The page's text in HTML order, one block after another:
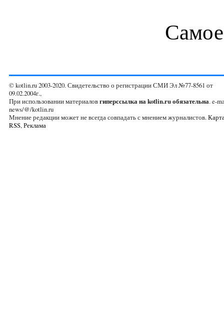
© kotlin.ru 2003-2020. Свидетельство о регистрации СМИ Эл №77-8561 от
09.02.2004г.,
При использовании материаловгиперссылка на kotlin.ru обязательна. e-
news/@/kotlin.ru
Мнение редакции может не всегда совпадать с мнением журналистов.
RSS,Реклама